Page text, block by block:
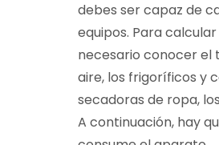
debes ser capaz de
equipos. Para
necesario conocer el
aire, los frigoríficos y
secadoras de ropa,
A continuación, hay